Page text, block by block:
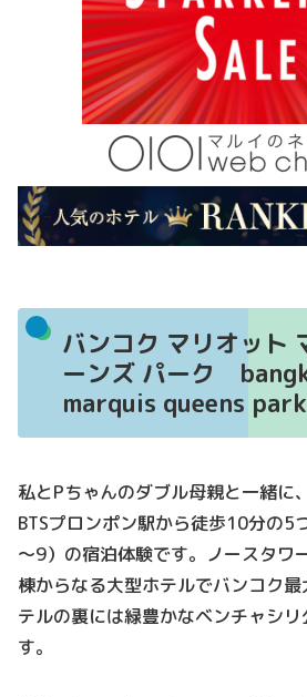
バンコク マリオット
ーンズ パーク
marquis queens park
私とPちゃんのダブル母親と一緒に
BTSプロンポン駅から徒歩10分の
～9）の宿泊体験です。ノースタワ
棟からなる大型ホテルでバンコク
テルの裏には緑豊かなベンチャシ
す。